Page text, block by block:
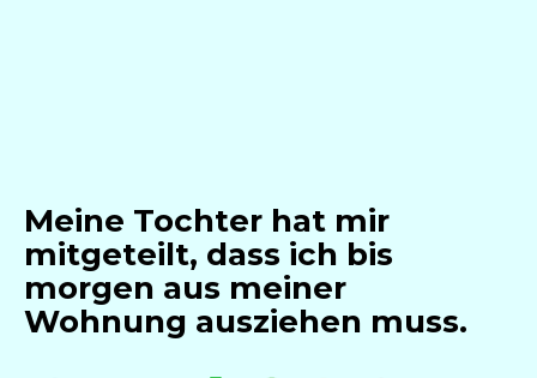
Meine Tochter hat mir
mitgeteilt, dass ich bis
morgen aus meiner
Wohnung ausziehen muss.